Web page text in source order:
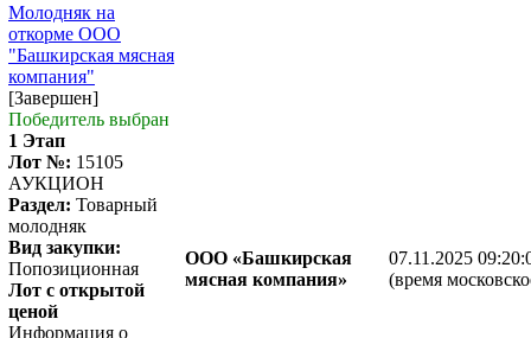
Молодняк на
откорме ООО
"Башкирская мясная
компания"
[Завершен]
Победитель выбран
1 Этап
Лот №: 15105
АУКЦИОН
Раздел: Товарный
молодняк
Вид закупки:
Попозиционная
Лот с открытой
ценой
Информация о
ООО «Башкирская
мясная компания»
07.11.2025
(время